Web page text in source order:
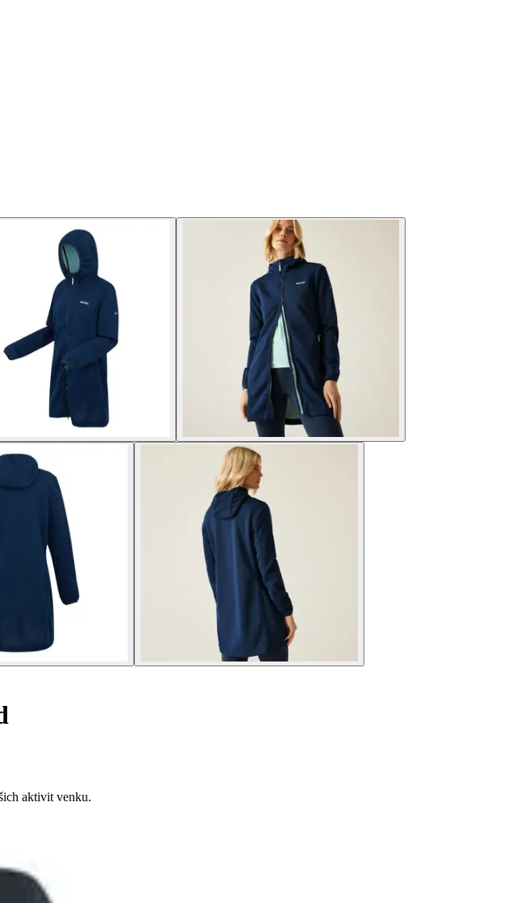
aktivit venku.